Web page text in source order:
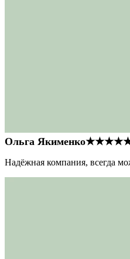
Ольга Якименко
Надёжная компания, всегда